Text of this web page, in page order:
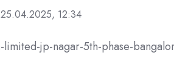
25.04.2025, 12:34